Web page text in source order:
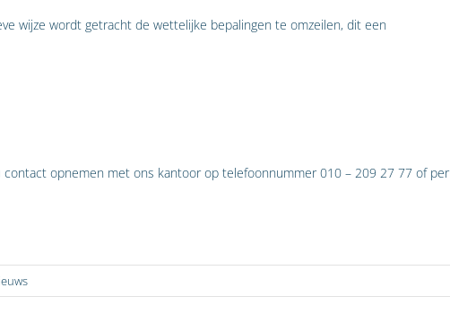
wijze wordt getracht de wettelijke bepalingen te omzeilen, dit een
opnemen met ons kantoor op telefoonnummer 010 – 209 27 77 of per